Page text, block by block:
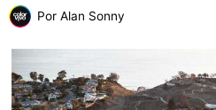
Por Alan Sonny